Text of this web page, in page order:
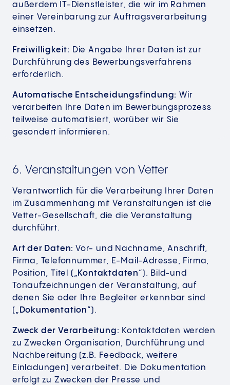
außerdem IT-Dienstleister, die wir im Rahmen
einer Vereinbarung zur Auftragsverarbeitung
einsetzen.
Freiwilligkeit: Die Angabe Ihrer Daten ist zur
Durchführung des Bewerbungsverfahrens
erforderlich.
Automatische Entscheidungsfindung: Wir
verarbeiten Ihre Daten im Bewerbungsprozess
teilweise automatisiert, worüber wir Sie
gesondert informieren.
6. Veranstaltungen von Vetter
Verantwortlich für die Verarbeitung Ihrer Daten
im Zusammenhang mit Veranstaltungen ist die
Vetter-Gesellschaft, die die Veranstaltung
durchführt.
Art der Daten: Vor- und Nachname, Anschrift,
Firma, Telefonnummer, E-Mail-Adresse, Firma,
Position, Titel („ Kontaktdaten“). Bild-und
Tonaufzeichnungen der Veranstaltung, auf
denen Sie oder Ihre Begleiter erkennbar sind
(„ Dokumentation“).
Zweck der Verarbeitung: Kontaktdaten werden
zu Zwecken Organisation, Durchführung und
Nachbereitung (z.B. Feedback, weitere
Einladungen) verarbeitet. Die Dokumentation
erfolgt zu Zwecken der Presse und